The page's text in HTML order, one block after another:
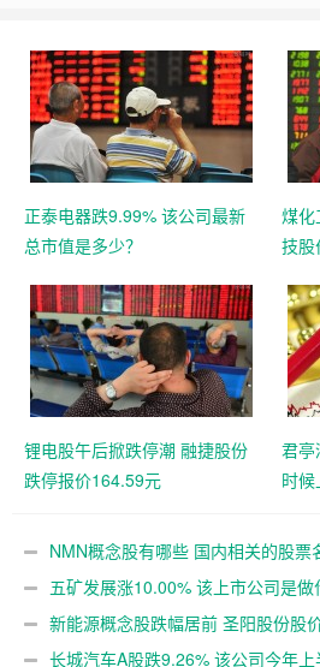
正泰电器跌9.99% 该公司最新
总市值是多少？
煤化
技股
锂电股午后掀跌停潮 融捷股份
跌停报价164.59元
君亭
时候
NMN概念股有哪些 国内相关的股票
五矿发展涨10.00% 该上市公司是做
新能源概念股跌幅居前 圣阳股份股
长城汽车A股跌9.26% 该公司今年